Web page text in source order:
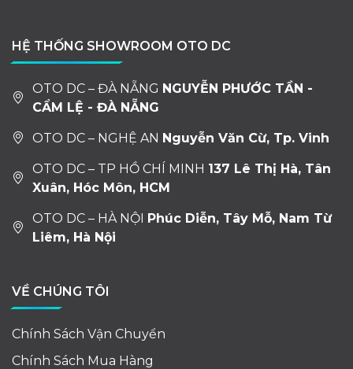
HỆ THỐNG SHOWROOM OTO DC
OTO DC – ĐÀ NẴNG NGUYỄN PHƯỚC TẦN -
CẨM LỆ - ĐÀ NẴNG
OTO DC – NGHỆ AN Nguyễn Văn Cừ, Tp. Vinh
OTO DC – TP HỒ CHÍ MINH 137 Lê Thị Hà, Tân
Xuân, Hóc Môn, HCM
OTO DC – HÀ NỘI Phúc Diễn, Tây Mỗ, Nam Từ
Liêm, Hà Nội
VỀ CHÚNG TÔI
Chính Sách Vận Chuyển
Chính Sách Mua Hàng